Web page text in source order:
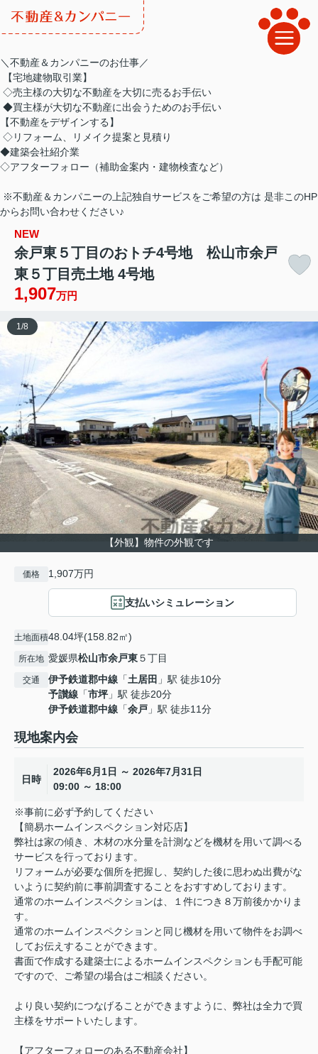
＼不動産＆カンパニーのお仕事／
【宅地建物取引業】
◇売主様の大切な不動産を大切に売るお手伝い
◆買主様が大切な不動産に出会うためのお手伝い
【不動産をデザインする】
◇リフォーム、リメイク提案と見積り
◆建築会社紹介業
◇アフターフォロー（補助金案内・建物検査など）
※不動産＆カンパニーの上記独自サービスをご希望の方は 是非このHP
からお問い合わせください♪
NEW
余戸東５丁目のおトチ4号地 松山市余戸
東５丁目売土地 4号地
1,907万円
【外観】物件の外観です
1 /8
価格 1,907万円
支払いシミュレーション
土地面積48.04坪(158.82㎡)
所在地 愛媛県松山市余戸東５丁目
交通 伊予鉄道郡中線 「土居田 」駅 徒歩10分
予讃線 「市坪 」駅 徒歩20分
伊予鉄道郡中線 「余戸 」駅 徒歩11分
現地案内会
日時
2026年6月1日 ～ 2026年7月31日
09:00 ～ 18:00
※事前に必ず予約してください
【簡易ホームインスペクション対応店】
弊社は家の傾き、木材の水分量を計測などを機材を用いて調べる
サービスを行っております。
リフォームが必要な個所を把握し、契約した後に思わぬ出費がな
いように契約前に事前調査することをおすすめしております。
通常のホームインスペクションは、１件につき８万前後かかりま
す。
通常のホームインスペクションと同じ機材を用いて物件をお調べ
してお伝えすることができます。
書面で作成する建築士によるホームインスペクションも手配可能
ですので、ご希望の場合はご相談ください。
より良い契約につなげることができますように、弊社は全力で買
主様をサポートいたします。
【アフターフォローのある不動産会社】